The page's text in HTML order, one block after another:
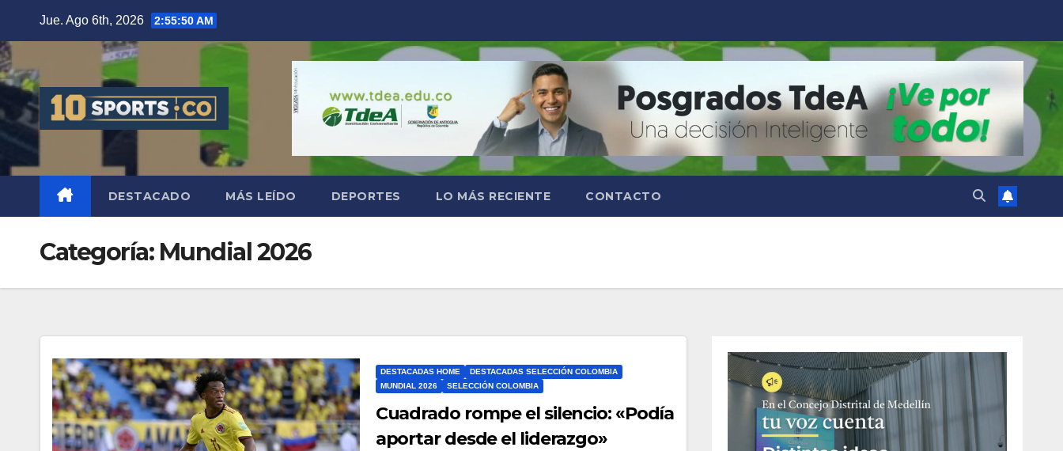
Jue. Ago 6th, 2026 2:55:51 AM
DESTACADO MÁS LEÍDO DEPORTES LO MÁS RECIENTE CONTACTO
Categoría: Mundial 2026
DESTACADAS HOME
DESTACADAS SELECCIÓN COLOMBIA
MUNDIAL 2026
SELECCIÓN COLOMBIA
Cuadrado rompe el silencio: «Podía
aportar desde el liderazgo»